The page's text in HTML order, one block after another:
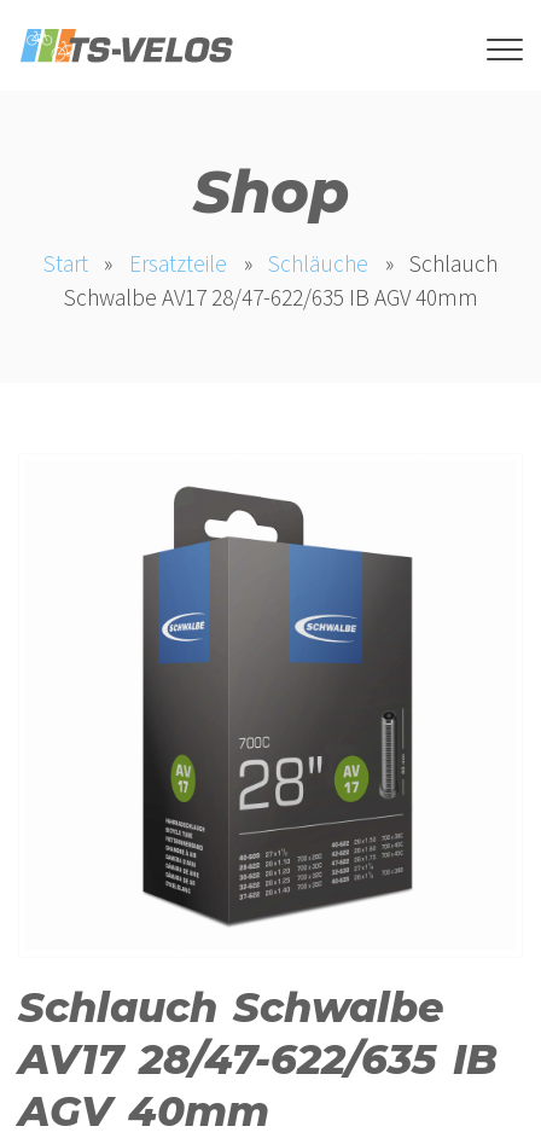
Shop
Start » Ersatzteile » Schläuche » Schlauch
Schwalbe AV17 28/47-622/635 IB AGV 40mm
Schlauch Schwalbe
AV17 28/47-622/635 IB
AGV 40mm